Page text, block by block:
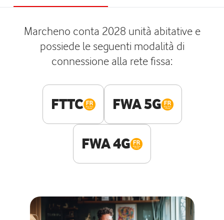
Marcheno conta 2028 unità abitative e
possiede le seguenti modalità di
connessione alla rete fissa:
FTTC FWA 5G
FWA 4G